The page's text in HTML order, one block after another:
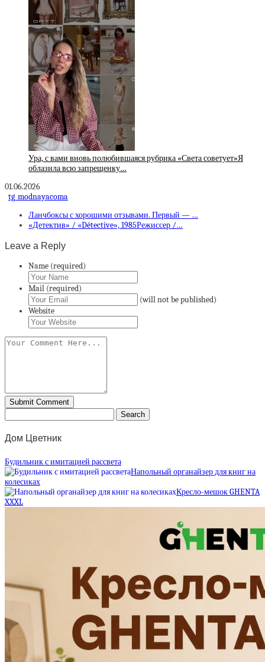
Ура, с вами вновь полюбившаяся рубрика «Света советует»Я
облазила всю запрещенку…
01.06.2026
tg_modnayacoma
Ланчбоксы с хорошими отзывами. Первый — …
«Детектив» / «Détective», 1985Режиссер /…
Leave a Reply
Name (required)
Mail (required)
(will not be published)
Website
Дом Цветник
Будильник с имитацией рассвета
Напольный органайзер для книг на
колесиках
Кресло-мешок GHENTA
XXXL